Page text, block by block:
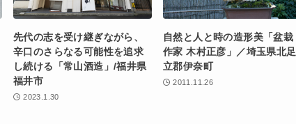
先代の志を受け継ぎながら、
辛口のさらなる可能性を追求
し続ける「常山酒造」/福井県
福井市
2023.1.30
自然と人と時の造形美「盆栽
作家 木村正彦」／埼玉県北足
立郡伊奈町
2011.11.26